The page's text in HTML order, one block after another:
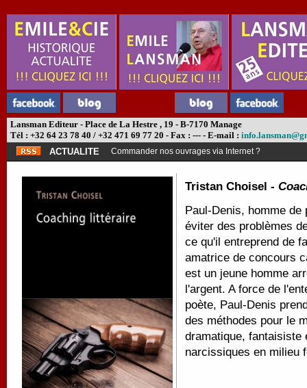
Lansman Editeur - Place de La Hestre , 19 - B-7170 Manage
Tél : +32 64 23 78 40 / +32 471 69 77 20 - Fax : --- - E-mail :
ACTUALITE
Commander nos ouvrages via Internet ?
Tristan Choisel -
Paul-Denis, homme
éviter des problèmes
ce qu'il entreprend de
amatrice de concours
est un jeune homme
l'argent. A force de
poète, Paul-Denis
des méthodes pour le
dramatique, fantaisiste
narcissiques en milieu